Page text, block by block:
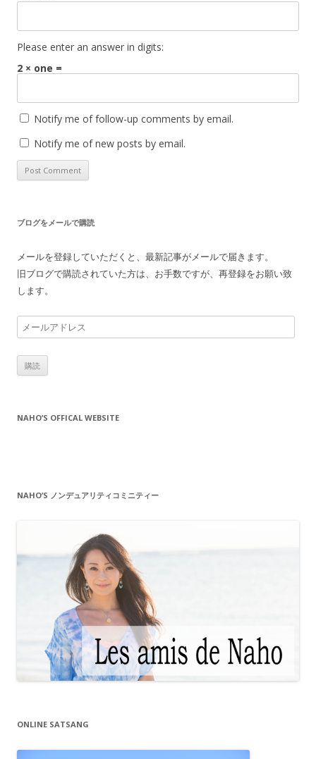
Please enter an answer in digits:
2 × one =
Notify me of follow-up comments by email.
Notify me of new posts by email.
ブログをメールで購読
メールを登録していただくと、最新記事がメールで届きます。
旧ブログで購読されていた方は、お手数ですが、再登録をお願い致
します。
メ
ー
ル
ア
NAHO’S OFFICAL WEBSITE
NAHO’S ノンデュアリティコミニティー
ONLINE SATSANG